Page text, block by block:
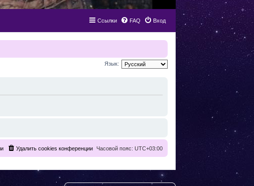
Вход
FAQ
Ссылки
Язык:
Часовой пояс: UTC+03:00
Удалить cookies конференции